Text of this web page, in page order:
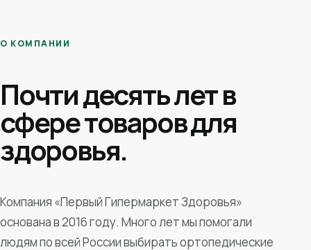
О КОМПАНИИ
Почти десять лет в
сфере товаров для
здоровья.
Компания «Первый Гипермаркет Здоровья»
основана в 2016 году. Много лет мы помогали
людям по всей России выбирать ортопедические